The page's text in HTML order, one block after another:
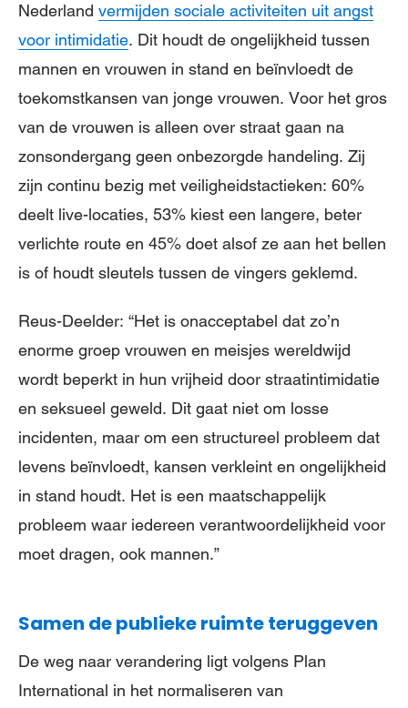
Nederland vermijden sociale activiteiten uit angst
voor intimidatie. Dit houdt de ongelijkheid tussen
mannen en vrouwen in stand en beïnvloedt de
toekomstkansen van jonge vrouwen. Voor het gros
van de vrouwen is alleen over straat gaan na
zonsondergang geen onbezorgde handeling. Zij
zijn continu bezig met veiligheidstactieken: 60%
deelt live-locaties, 53% kiest een langere, beter
verlichte route en 45% doet alsof ze aan het bellen
is of houdt sleutels tussen de vingers geklemd.
Reus-Deelder: “Het is onacceptabel dat zo’n
enorme groep vrouwen en meisjes wereldwijd
wordt beperkt in hun vrijheid door straatintimidatie
en seksueel geweld. Dit gaat niet om losse
incidenten, maar om een structureel probleem dat
levens beïnvloedt, kansen verkleint en ongelijkheid
in stand houdt. Het is een maatschappelijk
probleem waar iedereen verantwoordelijkheid voor
moet dragen, ook mannen.”
Samen de publieke ruimte teruggeven
De weg naar verandering ligt volgens Plan
International in het normaliseren van